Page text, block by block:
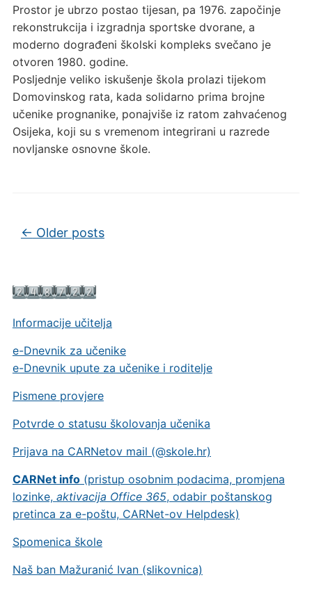
Informacije učitelja
e-Dnevnik za učenike
e-Dnevnik upute za učenike i roditelje
Pismene provjere
Potvrde o statusu školovanja učenika
Prijava na CARNetov mail (@skole.hr)
CARNet info(pristup osobnim podacima, promjena
lozinke, aktivacija Office 365, odabir poštanskog
pretinca za e-poštu, CARNet-ov Helpdesk)
Spomenica škole
Naš ban Mažuranić Ivan (slikovnica)
Prostor je ubrzo postao tijesan, pa 1976. započinje
rekonstrukcija i izgradnja sportske dvorane, a
moderno dograđeni školski kompleks svečano je
otvoren 1980. godine.
Posljednje veliko iskušenje škola prolazi tijekom
Domovinskog rata, kada solidarno prima brojne
učenike prognanike, ponajviše iz ratom zahvaćenog
Osijeka, koji su s vremenom integrirani u razrede
novljanske osnovne škole.
Post navigation
← Older posts